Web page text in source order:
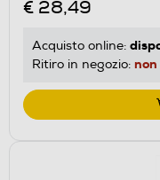
€ 28,49
Acquisto online:
Ritiro in negozio: